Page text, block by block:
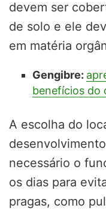
devem ser
de solo e ele
em matéria
Gengibre:
benefícios do
A escolha do
necessário o
os dias para
pragas, como